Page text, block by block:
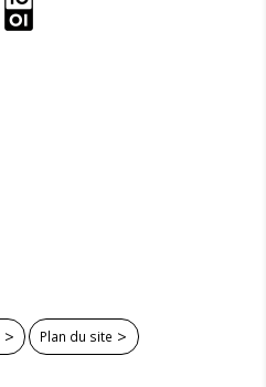
Plan du site